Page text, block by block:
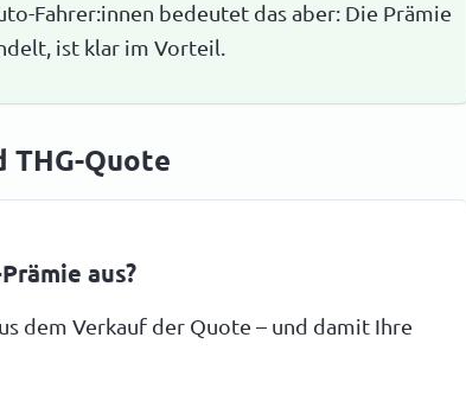
Fahrer:innen bedeutet das aber: Die Prämie
ist klar im Vorteil.
THG-Quote
aus?
dem Verkauf der Quote – und damit Ihre